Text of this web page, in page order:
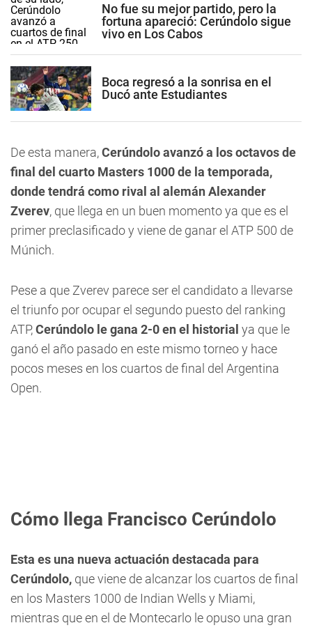
No fue su mejor partido, pero la
fortuna apareció: Cerúndolo sigue
vivo en Los Cabos
Boca regresó a la sonrisa en el
Ducó ante Estudiantes
De esta manera,Cerúndolo avanzó a los octavos de
final del cuarto Masters 1000 de la temporada,
donde tendrá como rival al alemán Alexander
Zverev, que llega en un buen momento ya que es el
primer preclasificado y viene de ganar el ATP 500 de
Múnich.
Pese a que Zverev parece ser el candidato a llevarse
el triunfo por ocupar el segundo puesto del ranking
ATP,Cerúndolo le gana 2-0 en el historial ya que le
ganó el año pasado en este mismo torneo y hace
pocos meses en los cuartos de final del Argentina
Open.
Cómo llega Francisco Cerúndolo
Esta es una nueva actuación destacada para
Cerúndolo, que viene de alcanzar los cuartos de final
en los Masters 1000 de Indian Wells y Miami,
mientras que en el de Montecarlo le opuso una gran